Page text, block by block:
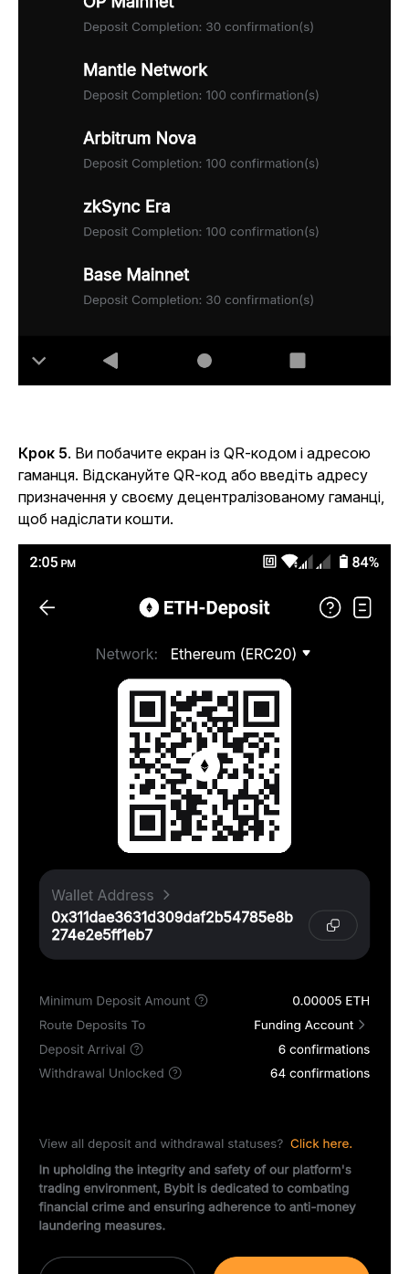
Крок 5. Ви побачите екран із QR-кодом і адресою
гаманця. Відскануйте QR-код або введіть адресу
призначення у своєму децентралізованому гаманці,
щоб надіслати кошти.